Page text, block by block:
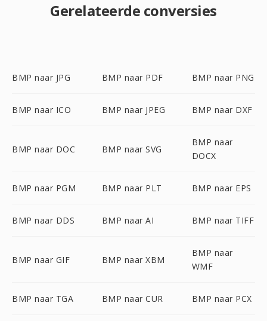
Gerelateerde conversies
BMP naar JPG BMP naar PDF BMP naar PNG
BMP naar ICO BMP naar JPEG BMP naar DXF
BMP naar DOC BMP naar SVG
BMP naar
DOCX
BMP naar PGM BMP naar PLT BMP naar EPS
BMP naar DDS BMP naar AI BMP naar TIFF
BMP naar GIF BMP naar XBM
BMP naar
WMF
BMP naar TGA BMP naar CUR BMP naar PCX